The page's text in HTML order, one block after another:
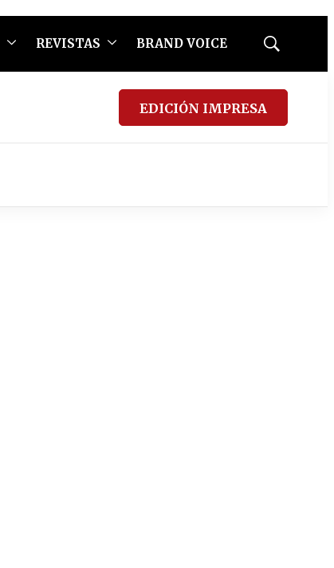
REVISTAS BRAND VOICE
Mostrar
EDICIÓN IMPRESA